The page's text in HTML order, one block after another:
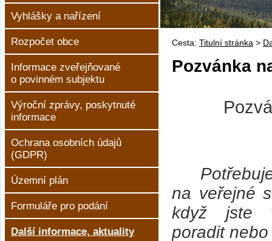
Cesta: Titulní stránka >
Vyhlášky a nařízení
Rozpočet obce
Informace zveřejňované
o povinném subjektu
Výroční zprávy, poskytnuté
informace
Ochrana osobních údajů
(GDPR)
Územní plán
Formuláře pro podání
Další informace, aktuality
Pozvánka
na veřejné
když jste
poradit